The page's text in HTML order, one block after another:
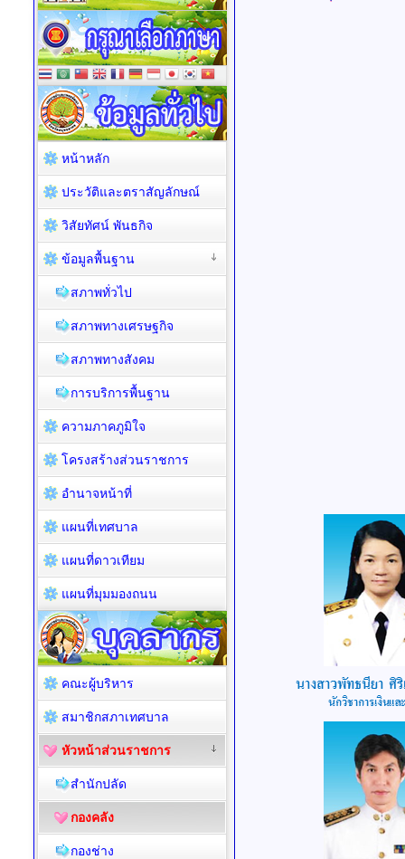
หน้าหลัก
ประวัติและตราสัญลักษณ์
วิสัยทัศน์ พันธกิจ
ข้อมูลพื้นฐาน
สภาพทั่วไป
สภาพทางเศรษฐกิจ
สภาพทางสังคม
การบริการพื้นฐาน
ความภาคภูมิใจ
โครงสร้างส่วนราชการ
อำนาจหน้าที่
แผนที่เทศบาล
แผนที่ดาวเทียม
แผนที่มุมมองถนน
คณะผู้บริหาร
สมาชิกสภาเทศบาล
หัวหน้าส่วนราชการ
สำนักปลัด
กองคลัง
กองช่าง